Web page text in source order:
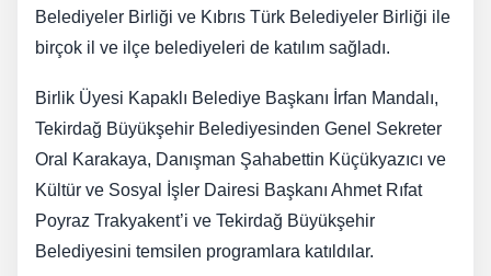
Belediyeler Birliği ve Kıbrıs Türk Belediyeler Birliği ile
birçok il ve ilçe belediyeleri de katılım sağladı.
Birlik Üyesi Kapaklı Belediye Başkanı İrfan Mandalı,
Tekirdağ Büyükşehir Belediyesinden Genel Sekreter
Oral Karakaya, Danışman Şahabettin Küçükyazıcı ve
Kültür ve Sosyal İşler Dairesi Başkanı Ahmet Rıfat
Poyraz Trakyakent’i ve Tekirdağ Büyükşehir
Belediyesini temsilen programlara katıldılar.